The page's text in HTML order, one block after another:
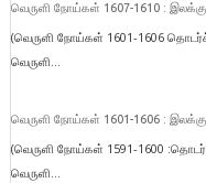
வெருளி நோய்கள் 1607-1610 :
(வெருளி நோய்கள் 1601-1606
வெருளி...
வெருளி நோய்கள் 1601-1606 :
(வெருளி நோய்கள் 1591-1600
வெருளி...